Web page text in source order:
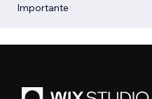
Importante